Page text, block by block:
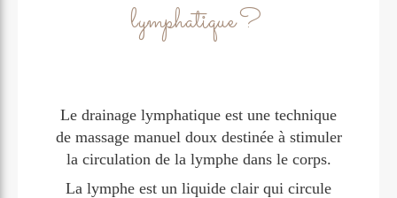
lymphatique ?
Le drainage lymphatique est une technique
de massage manuel doux destinée à stimuler
la circulation de la lymphe dans le corps.
La lymphe est un liquide clair qui circule